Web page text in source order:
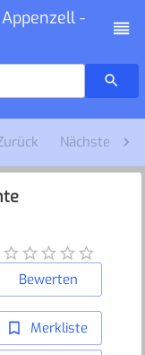
-
Nächste
Bewerten
Merkliste